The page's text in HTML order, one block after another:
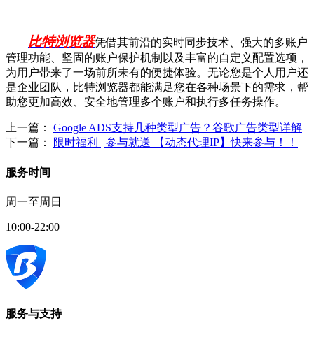
比特浏览器凭借其前沿的实时同步技术、强大的多账户
管理功能、坚固的账户保护机制以及丰富的自定义配置选项，
为用户带来了一场前所未有的便捷体验。无论您是个人用户还
是企业团队，比特浏览器都能满足您在各种场景下的需求，帮
助您更加高效、安全地管理多个账户和执行多任务操作。
上一篇： Google ADS支持几种类型广告？谷歌广告类型详解
下一篇：
限时福利 | 参与就送 【动态代理IP】快来参与！！
服务时间
周一至周日
10:00-22:00
服务与支持